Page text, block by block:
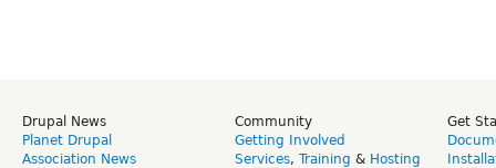
Drupal News
Planet Drupal
Association News
Community
Getting Involved
Services, Training & Hosting
Get